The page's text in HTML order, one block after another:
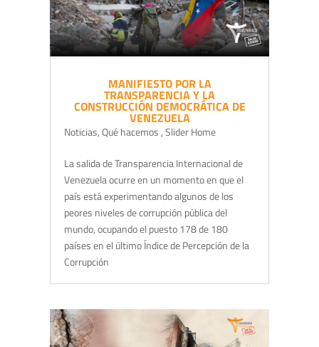
MANIFIESTO POR LA
TRANSPARENCIA Y LA
CONSTRUCCIÓN DEMOCRÁTICA DE
VENEZUELA
Noticias,Qué hacemos ,Slider Home
La salida de Transparencia Internacional de
Venezuela ocurre en un momento en que el
país está experimentando algunos de los
peores niveles de corrupción pública del
mundo, ocupando el puesto 178 de 180
países en el último Índice de Percepción de la
Corrupción